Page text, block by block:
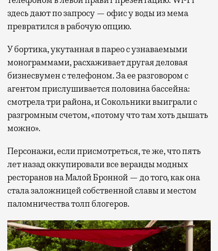
здесь дают по запросу — офис у воды из мема
превратился в рабочую опцию.
У бортика, укутанная в парео с узнаваемыми
монограммами, расхаживает другая деловая
бизнесвумен с телефоном. За ее разговором с
агентом прислушивается половина бассейна:
смотрела три района, и Сокольники выиграли с
разгромным счетом, «потому что там хоть дышать
можно».
Персонажи, если присмотреться, те же, что пять
лет назад оккупировали все веранды модных
ресторанов на Малой Бронной — до того, как она
стала заложницей собственной славы и местом
паломничества толп блогеров.